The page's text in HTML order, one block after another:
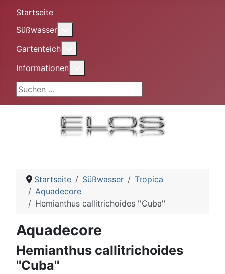
Startseite
Süßwasser
Gartenteich
Informationen
Suchen ...
Startseite Süßwasser
Tropica
Aquadecore
Hemianthus callitrichoides ''Cuba''
Aquadecore
Hemianthus callitrichoides
''Cuba''